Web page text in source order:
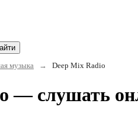
музыка → Deep Mix Radio
— слушать